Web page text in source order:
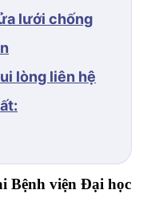
lưới chống
lòng liên hệ
Bệnh viện Đại học